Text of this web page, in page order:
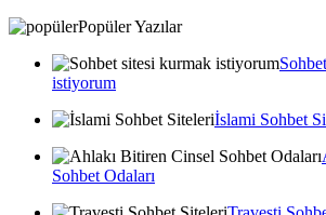
Popüler Yazılar
istiyorum
İslami Sohbet
Sohbet Odaları